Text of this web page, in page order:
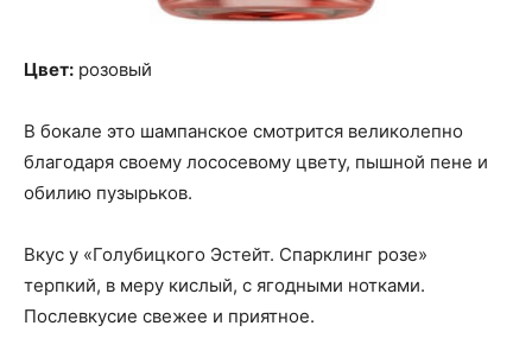
Цвет: розовый
В бокале это шампанское смотрится великолепно
благодаря своему лососевому цвету, пышной пене и
обилию пузырьков.
Вкус у «Голубицкого Эстейт. Спарклинг розе»
терпкий, в меру кислый, с ягодными нотками.
Послевкусие свежее и приятное.